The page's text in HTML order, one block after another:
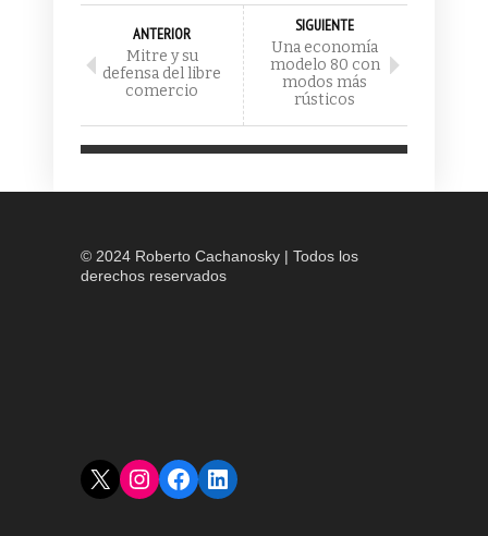
ANTERIOR
Mitre y su
defensa del libre
comercio
SIGUIENTE
Una economía
modelo 80 con
modos más
rústicos
© 2024 Roberto Cachanosky | Todos los
derechos reservados
X Instagram
Facebook
LinkedIn